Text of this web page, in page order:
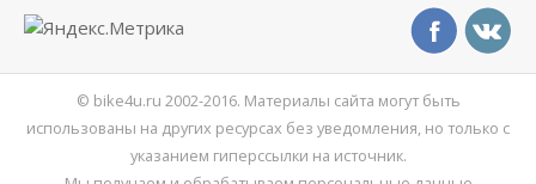
© bike4u.ru 2002-2016. Материалы сайта могут быть
использованы на других ресурсах без уведомления, но только с
указанием гиперссылки на источник.